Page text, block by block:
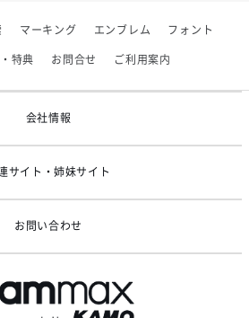
地の在庫限り」廃盤のお知らせ
マーキング エンブレム フォント
特典 お問合せ ご利用案内
会社情報
サイト・姉妹サイト
お問い合わせ